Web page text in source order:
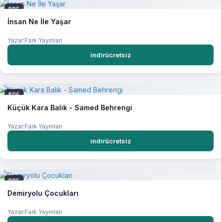
PDF
İnsan Ne İle Yaşar
Yazar:Fark Yayınları
indirücretsiz
PDF
Küçük Kara Balık - Samed Behrengi
Yazar:Fark Yayınları
indirücretsiz
PDF
Demiryolu Çocukları
Yazar:Fark Yayınları